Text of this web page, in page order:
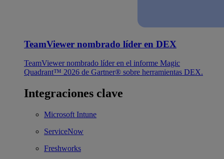
TeamViewer nombrado líder en DEX
TeamViewer nombrado líder en el informe Magic
Quadrant™ 2026 de Gartner® sobre herramientas DEX.
Integraciones clave
Microsoft Intune
ServiceNow
Freshworks